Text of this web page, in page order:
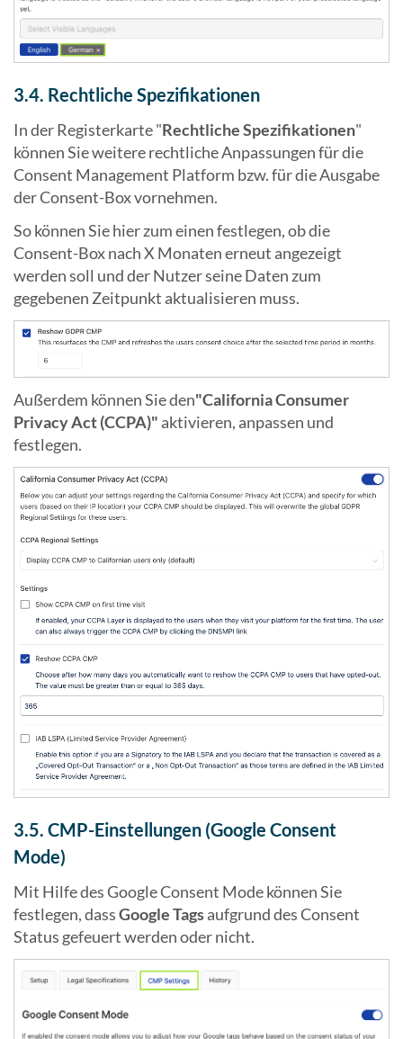
3.4. Rechtliche Spezifikationen
In der Registerkarte "Rechtliche Spezifikationen"
können Sie weitere rechtliche Anpassungen für die
Consent Management Platform bzw. für die Ausgabe
der Consent-Box vornehmen.
So können Sie hier zum einen festlegen, ob die
Consent-Box nach X Monaten erneut angezeigt
werden soll und der Nutzer seine Daten zum
gegebenen Zeitpunkt aktualisieren muss.
Außerdem können Sie den"California Consumer
Privacy Act (CCPA)" aktivieren, anpassen und
festlegen.
3.5. CMP-Einstellungen (Google Consent
Mode)
Mit Hilfe des Google Consent Mode können Sie
festlegen, dassGoogle Tagsaufgrund des Consent
Status gefeuert werden oder nicht.